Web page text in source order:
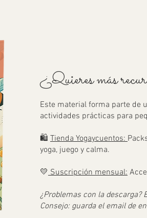
¿Quieres más
Este material forma parte de
actividades prácticas para
🛍️ Tienda Yogaycuentos:
yoga, juego y calma.
💛 Suscripción mensual:
¿Problemas con la descarga?
Consejo: guarda el email de